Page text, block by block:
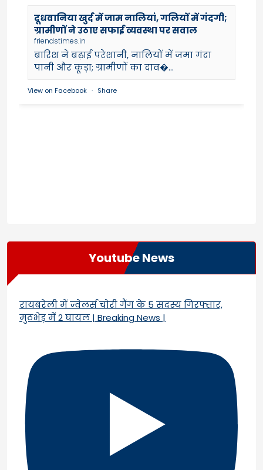
दूधवानिया खुर्द में जाम नालियां, गलियों में गंदगी;
ग्रामीणों ने उठाए सफाई व्यवस्था पर सवाल
friendstimes.in
बारिश ने बढ़ाई परेशानी, नालियों में जमा गंदा
पानी और कूड़ा; ग्रामीणों का दाव�...
View on Facebook · Share
Youtube News
रायबरेली में ज्वेलर्स चोरी गैंग के 5 सदस्य गिरफ्तार,
मुठभेड़ में 2 घायल | Breaking News |